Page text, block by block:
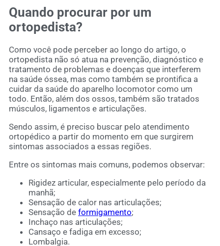
Quando procurar por um
ortopedista?
Como você pode perceber ao longo do artigo, o
ortopedista não só atua na prevenção, diagnóstico e
tratamento de problemas e doenças que interferem
na saúde óssea, mas como também se prontifica a
cuidar da saúde do aparelho locomotor como um
todo. Então, além dos ossos, também são tratados
músculos, ligamentos e articulações.
Sendo assim, é preciso buscar pelo atendimento
ortopédico a partir do momento em que surgirem
sintomas associados a essas regiões.
Entre os sintomas mais comuns, podemos observar:
Rigidez articular, especialmente pelo período da
manhã;
Sensação de calor nas articulações;
Sensação de formigamento;
Inchaço nas articulações;
Cansaço e fadiga em excesso;
Lombalgia.